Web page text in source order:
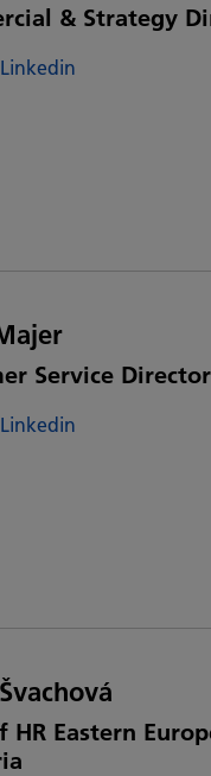
& Strategy
Service
HR Eastern